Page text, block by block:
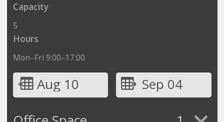
Capacity
5
Hours
Mon–Fri 9:00–17:00
Aug 10
Sep 04